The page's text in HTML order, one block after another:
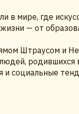
в мире, где
— от
Штраусом и
родившихся
и социальные